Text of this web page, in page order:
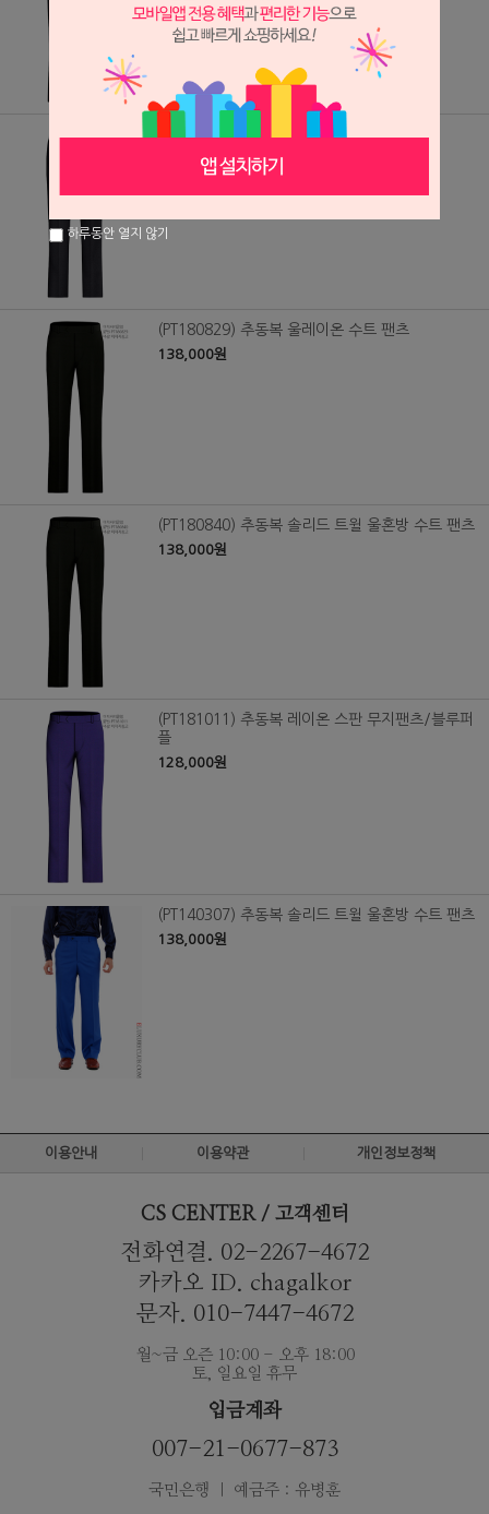
(PT180828) 추동복 울레이온혼방 수트 팬츠
138,000원
(PT180829) 추동복 울레이온 수트 팬츠
138,000원
(PT180840) 추동복 솔리드 트윌 울혼방 수트 팬츠
138,000원
(PT181011) 추동복 레이온 스판 무지팬츠/블루퍼
플
128,000원
(PT140307) 추동복 솔리드 트윌 울혼방 수트 팬츠
138,000원
이용안내 이용약관 개인정보정책
CS CENTER / 고객센터
전화연결. 02-2267-4672
카카오 ID. chagalkor
문자. 010-7447-4672
월~금 오즌 10:00 - 오후 18:00
토, 일요일 휴무
입금계좌
007-21-0677-873
국민은행 ｜ 예금주 : 유병훈
하루동안 열지 않기